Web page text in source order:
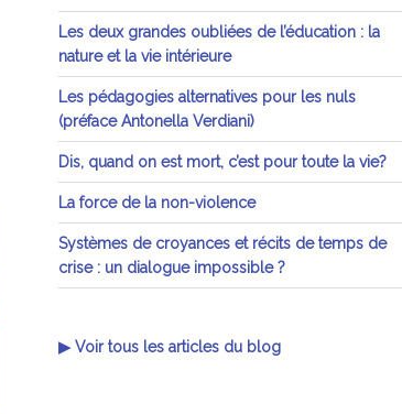
Les deux grandes oubliées de l’éducation : la
nature et la vie intérieure
Les pédagogies alternatives pour les nuls
(préface Antonella Verdiani)
Dis, quand on est mort, c’est pour toute la vie?
La force de la non-violence
Systèmes de croyances et récits de temps de
crise : un dialogue impossible ?
▶ Voir tous les articles du blog